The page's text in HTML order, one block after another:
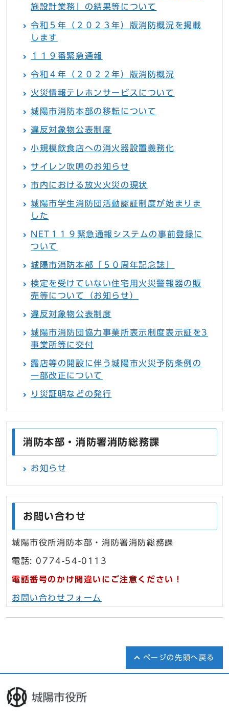
施設計業務」の結果等について
令和５年（２０２３年）版消防概況を掲載
します
１１９番緊急通報
令和４年（２０２２年）版消防概況
火災情報テレホンサービスについて
城陽市消防本部の移転について
違反対象物公表制度
小規模飲食店への消火器設置義務化
サイレン吹鳴のお知らせ
市内における放火火災の現状
城陽市学生消防団活動認証制度が始まりま
した
NET１１９緊急通報システムの事前登録に
ついて
城陽市消防本部「５０周年記念誌」
検定を受けていない住宅用火災警報器の販
売等について（お知らせ）
違反対象物公表制度
城陽市消防団協力事業所表示制度表示証を3
事業所等に交付
露店等の開設に伴う城陽市火災予防条例の
一部改正について
り災証明などの発行
消防本部・消防署消防総務課
お知らせ
お問い合わせ
城陽市役所消防本部・消防署消防総務課
電話: 0774-54-0113
電話番号のかけ間違いにご注意ください！
お問い合わせフォーム
ページの先頭へ戻る